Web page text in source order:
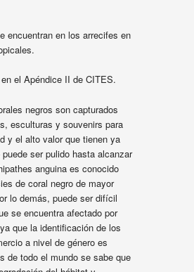
encuentran en los arrecifes en
el Apéndice II de CITES.
negros son capturados
esculturas y souvenirs para
y el alto valor que tienen ya
ser pulido hasta alcanzar
anguina es conocido
de coral negro de mayor
lo demás, puede ser difícil
se encuentra afectado por
que la identificación de los
a nivel de género es
de todo el mundo se sabe que